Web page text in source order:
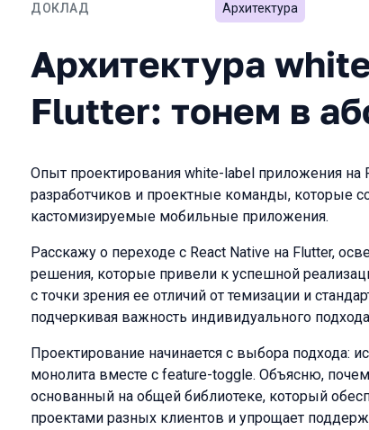
ДОКЛАД
Архитектура white-
Архитектура
Архитектура
Flutter: тонем в
Опыт проектирования white-label приложения на
разработчиков и проектные команды, которые
кастомизируемые мобильные приложения.
Расскажу о переходе с React Native на Flutter,
решения, которые привели к успешной
с точки зрения ее отличий от темизации и
подчеркивая важность индивидуального
Проектирование начинается с выбора подхода:
монолита вместе с feature-toggle. Объясню,
основанный на общей библиотеке, который
проектами разных клиентов и упрощает